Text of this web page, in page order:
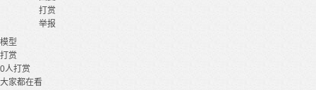
打赏
举报
模型
打赏
0人打赏
大家都在看